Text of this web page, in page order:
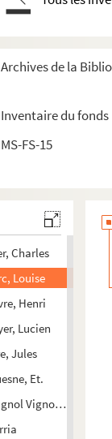
Archives de la
Inventaire du
MS-FS-15
C.
Charles
R.
Martina Gezina
Félix
Charles
Louise
Henri
Lucien
Jules
Et.
Vignol, L.